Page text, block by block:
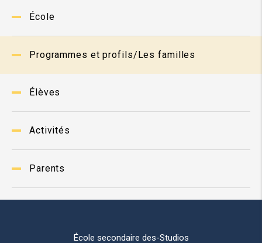
École
Programmes et profils/Les familles
Élèves
Activités
Parents
École secondaire des-Studios